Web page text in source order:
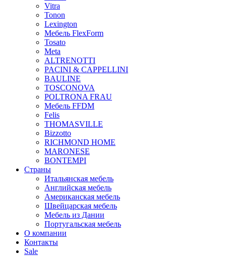
Vitra
Tonon
Lexington
Мебель FlexForm
Tosato
Meta
ALTRENOTTI
PACINI & CAPPELLINI
BAULINE
TOSCONOVA
POLTRONA FRAU
Мебель FFDM
Felis
THOMASVILLE
Bizzotto
RICHMOND HOME
MARONESE
BONTEMPI
Страны
Итальянская мебель
Английская мебель
Американская мебель
Швейцарская мебель
Мебель из Дании
Португальская мебель
О компании
Контакты
Sale